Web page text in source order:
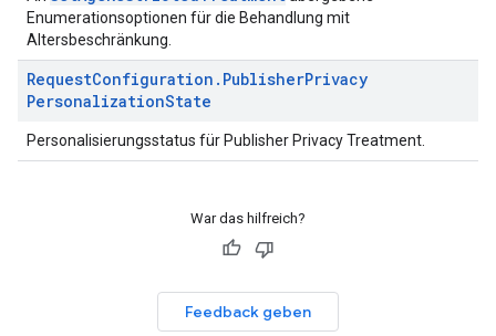
Enumerationsoptionen für die Behandlung mit
Altersbeschränkung.
RequestConfiguration . PublisherPrivacy
PersonalizationState
Personalisierungsstatus für Publisher Privacy Treatment.
War das hilfreich?
Feedback geben